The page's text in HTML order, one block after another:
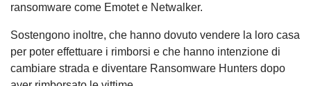
ransomware come Emotet e Netwalker.
Sostengono inoltre, che hanno dovuto vendere la loro casa
per poter effettuare i rimborsi e che hanno intenzione di
cambiare strada e diventare Ransomware Hunters dopo